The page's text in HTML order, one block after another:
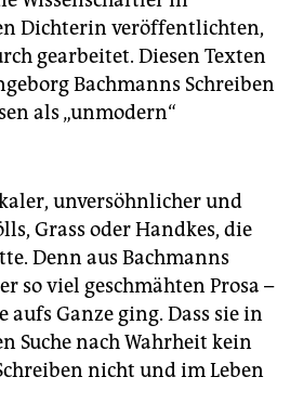
Dichterin veröffentlichten,
gearbeitet. Diesen Texten
Bachmanns Schreiben
als „unmodern“
unversöhnlicher und
Grass oder Handkes, die
Denn aus Bachmanns
so viel geschmähten Prosa –
aufs Ganze ging. Dass sie in
Suche nach Wahrheit kein
nicht und im Leben